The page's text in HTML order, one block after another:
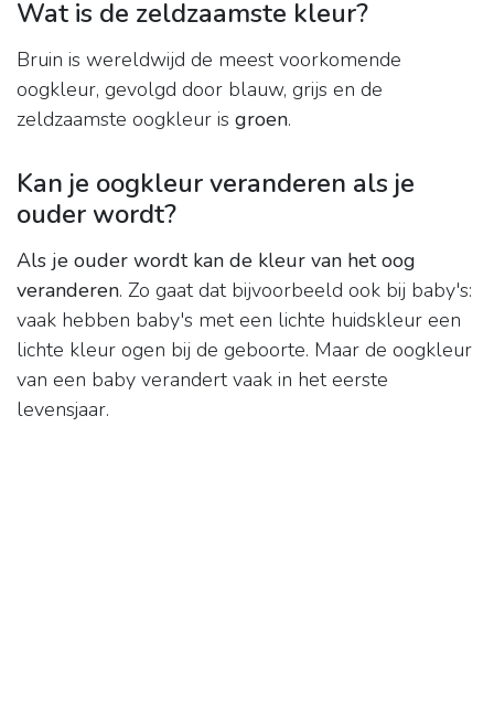
Wat is de zeldzaamste kleur?
Bruin is wereldwijd de meest voorkomende
oogkleur, gevolgd door blauw, grijs en de
zeldzaamste oogkleur is groen.
Kan je oogkleur veranderen als je
ouder wordt?
Als je ouder wordt kan de kleur van het oog
veranderen. Zo gaat dat bijvoorbeeld ook bij baby's:
vaak hebben baby's met een lichte huidskleur een
lichte kleur ogen bij de geboorte. Maar de oogkleur
van een baby verandert vaak in het eerste
levensjaar.